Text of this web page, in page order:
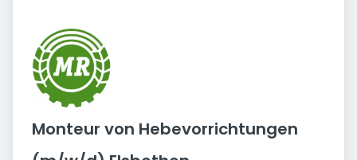
Monteur von Hebevorrichtungen